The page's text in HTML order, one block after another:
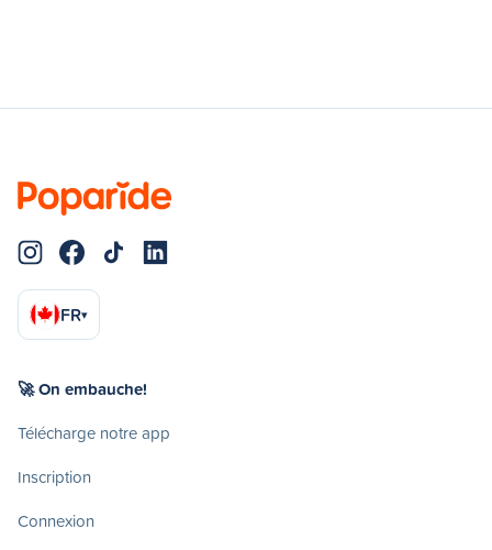
FR▾
🚀 On embauche!
Télécharge notre app
Inscription
Connexion